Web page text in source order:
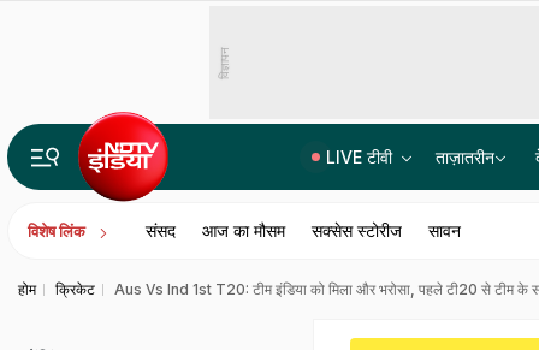
विज्ञापन
LIVE टीवी ताज़ातरीन
विशेष लिंक संसद आज का मौसम सक्सेस स्टोरीज सावन
होम क्रिकेट Aus Vs Ind 1st T20: टीम इंडिया को मिला और भरोसा, पहले टी20 से टीम के